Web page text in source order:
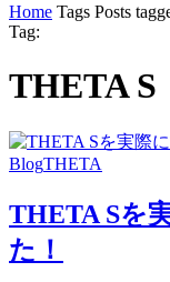
Home Tags Posts
Tag:
THETA S
BlogTHETA
THETA Sを
た！